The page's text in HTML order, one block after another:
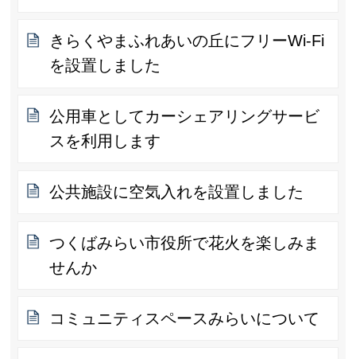
きらくやまふれあいの丘にフリーWi-Fi
を設置しました
公用車としてカーシェアリングサービ
スを利用します
公共施設に空気入れを設置しました
つくばみらい市役所で花火を楽しみま
せんか
コミュニティスペースみらいについて